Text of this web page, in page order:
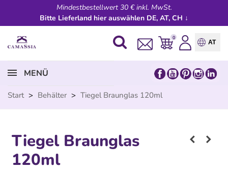
Mindestbestellwert 30 € inkl. MwSt.
Bitte Lieferland hier auswählen DE, AT, CH ↓
0
AT
MENÜ
Start > Behälter > Tiegel Braunglas 120ml
Tiegel Braunglas
120ml